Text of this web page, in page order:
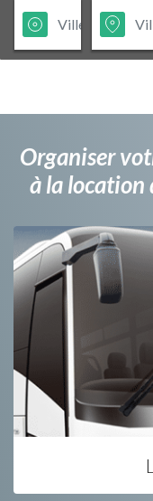
Organiser
à la location